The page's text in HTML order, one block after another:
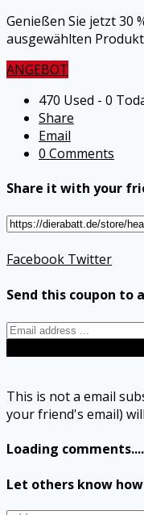
Genießen Sie jetzt 30
ausgewählten
ANGEBOT
470 Used - 0
Share
Email
0 Comments
Share it with your
Facebook Twitter
Send this coupon to
This is not a email
your friend's email)
Loading comments....
Let others know